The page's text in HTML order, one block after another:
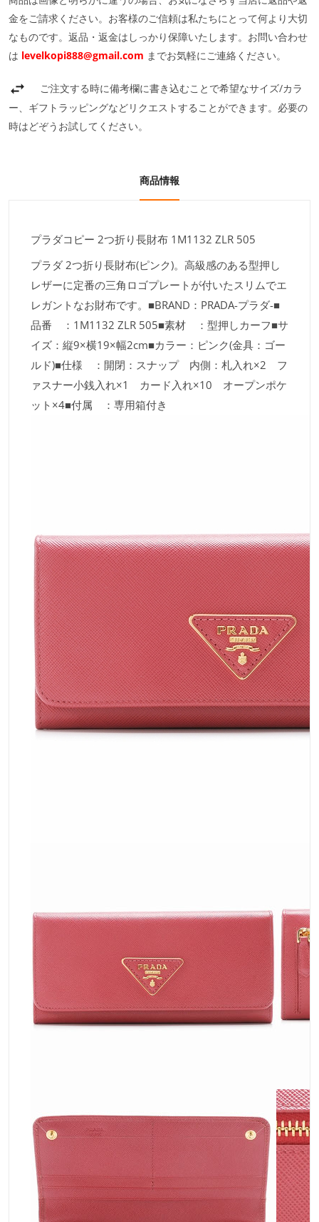
金をご請求ください。お客様のご信頼は私たちにとって何より大切
なものです。返品・返金はしっかり保障いたします。お問い合わせ
は levelkopi888@gmail.com までお気軽にご連絡ください。
ご注文する時に備考欄に書き込むことで希望なサイズ/カラ
ー、ギフトラッピングなどリクエストすることができます。必要の
時はどぞうお試してください。
商品情報
プラダコピー 2つ折り長財布 1M1132 ZLR 505
プラダ 2つ折り長財布(ピンク)。高級感のある型押し
レザーに定番の三角ロゴプレートが付いたスリムでエ
レガントなお財布です。■BRAND：PRADA-プラダ-■
品番 ：1M1132 ZLR 505■素材 ：型押しカーフ■サ
イズ：縦9×横19×幅2cm■カラー：ピンク(金具：ゴー
ルド)■仕様 ：開閉：スナップ 内側：札入れ×2 フ
ァスナー小銭入れ×1 カード入れ×10 オープンポケ
ット×4■付属 ：専用箱付き